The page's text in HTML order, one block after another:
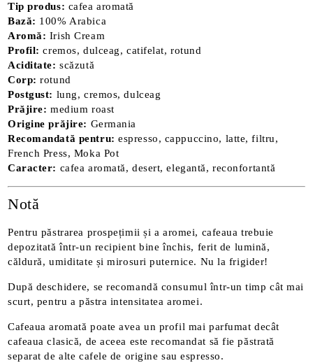
Tip produs: cafea aromată
Bază: 100% Arabica
Aromă: Irish Cream
Profil: cremos, dulceag, catifelat, rotund
Aciditate: scăzută
Corp: rotund
Postgust: lung, cremos, dulceag
Prăjire: medium roast
Origine prăjire: Germania
Recomandată pentru: espresso, cappuccino, latte, filtru,
French Press, Moka Pot
Caracter: cafea aromată, desert, elegantă, reconfortantă
Notă
Pentru păstrarea prospețimii și a aromei, cafeaua trebuie
depozitată într-un recipient bine închis, ferit de lumină,
căldură, umiditate și mirosuri puternice. Nu la frigider!
După deschidere, se recomandă consumul într-un timp cât mai
scurt, pentru a păstra intensitatea aromei.
Cafeaua aromată poate avea un profil mai parfumat decât
cafeaua clasică, de aceea este recomandat să fie păstrată
separat de alte cafele de origine sau espresso.